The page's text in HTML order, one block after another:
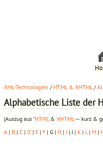
XML-Technologien / HTML & XHTML/
Alphabetische Liste der
(Auszug aus "HTML & XHTML ─ kurz &
A | B | C | D | E | F | G | H | I | J | K | L | M |